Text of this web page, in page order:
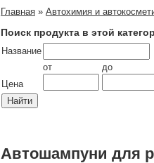
Главная » Автохимия и
Поиск продукта в этой
Название
Цена
от до
Автошампуни для